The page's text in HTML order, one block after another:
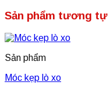
Sản phẩm tương tự
Sản phẩm
Móc kẹp lò xo